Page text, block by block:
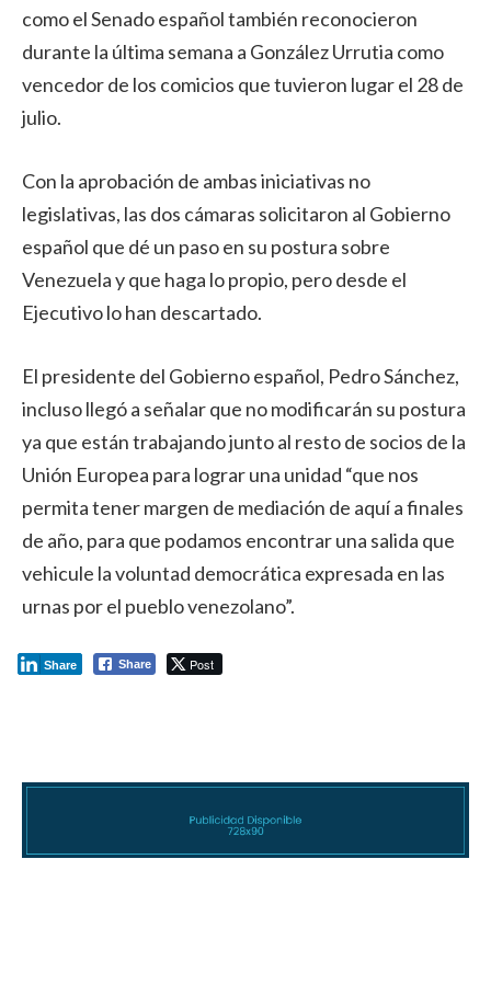
como el Senado español también reconocieron
durante la última semana a González Urrutia como
vencedor de los comicios que tuvieron lugar el 28 de
julio.
Con la aprobación de ambas iniciativas no
legislativas, las dos cámaras solicitaron al Gobierno
español que dé un paso en su postura sobre
Venezuela y que haga lo propio, pero desde el
Ejecutivo lo han descartado.
El presidente del Gobierno español, Pedro Sánchez,
incluso llegó a señalar que no modificarán su postura
ya que están trabajando junto al resto de socios de la
Unión Europea para lograr una unidad “que nos
permita tener margen de mediación de aquí a finales
de año, para que podamos encontrar una salida que
vehicule la voluntad democrática expresada en las
urnas por el pueblo venezolano”.
Share Post
Share